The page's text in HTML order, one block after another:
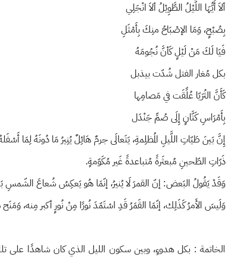
ألاَ أَيُّهَا اللَّيْلُ الطَّوِيْلُ ألاَ انْجَلِي
بِصُبْحٍ، وَمَا الإصْبَاحُ منِكَ بِأَمْثَلِ
فَيَا لَكَ مَنْ لَيْلٍ كَأنَّ نُجُومَهُ
بكل مُغار الفتل شُدّت بيذبل
كَأَنَّ الثُرَيّا عُلِّقَت في مَصامِها
بِأَمْرَاسِ كَتَّانٍ إِلَى صُمِّ جَنْدَل
إِنَّ بَينَ طَيّاتِ اللَّيلِ المُظلِمةِ، يَتَعالَى جرمٌ هَائِلٌ يُنِيرُ مَا دُونَهُ
ذَرّاتِ الطّحينِ مُبعثَرةً مُتباعدةً غَير مُكَوّمةٍ.
وَقَدْ يَقُولُ البَعض: إنّ القمرَ لَا يُنيرُ، إنّمَا هُو يَعكِسُ شُعاعَ الشّمسِ
وَلَيسَ الأَمرُ كَذَلِك، إنّمَا القَمَرُ قَدِ اسْتَمّدَ نُورًا مِنْ نُورٍ أكبر مِنه،
الخاتمة : بكل هدوءٍ، وبين سكون الليل الذي كان شاهدًا على